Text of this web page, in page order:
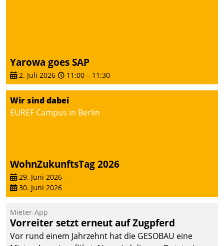
Yarowa goes SAP
2. Juli 2026 11:00 – 11:30
Wir sind dabei
EUREF Campus in Berlin
WohnZukunftsTag 2026
29. Juni 2026 –
30. Juni 2026
Mieter-App
Vorreiter setzt erneut auf Zugpferd
Vor rund einem Jahrzehnt hat die GESOBAU eine